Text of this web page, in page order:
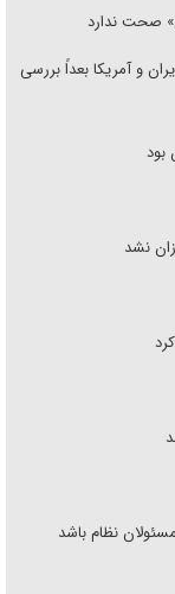
صحت ندارد
و آمریکا بعداً بررسی
بود
نظام باشد